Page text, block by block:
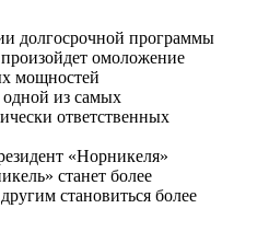
долгосрочной программы
омоложение
мощностей
из самых
ответственных
«Норникеля»
станет более
становиться более